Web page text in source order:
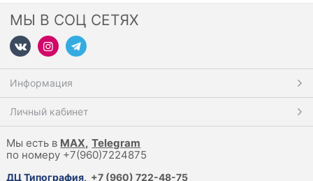
МЫ В СОЦ СЕТЯХ
Информация
Личный кабинет
Мы есть в MAX, Telegram
по номеру +7(960)7224875
ДЦ Типография, +7 (960) 722-48-75